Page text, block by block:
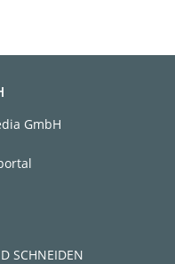
GmbH
SCHNEIDEN